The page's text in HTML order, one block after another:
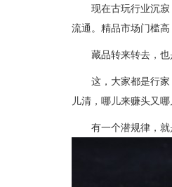
现在古玩行业沉
流通。精品市场门槛
藏品转来转去，也
这，大家都是行
儿清，哪儿来赚头又
有一个潜规律，